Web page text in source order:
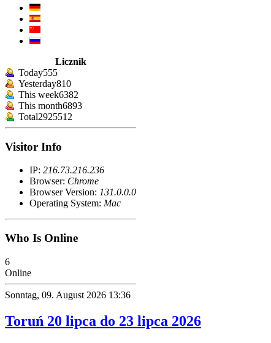
Licznik
Today555
Yesterday810
This week6382
This month6893
Total2925512
Visitor Info
IP: 216.73.216.236
Browser: Chrome
Browser Version: 131.0.0.0
Operating System: Mac
Who Is Online
6
Online
Sonntag, 09. August 2026 13:36
Toruń 20 lipca do 23 lipca 2026